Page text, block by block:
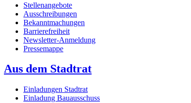
Stellenangebote
Ausschreibungen
Bekanntmachungen
Barrierefreiheit
Newsletter-Anmeldung
Pressemappe
Aus dem Stadtrat
Einladungen Stadtrat
Einladung Bauausschuss